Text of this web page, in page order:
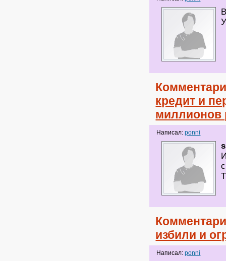
кредит и
миллионов
Написал:ponni
избили и
Написал:ponni